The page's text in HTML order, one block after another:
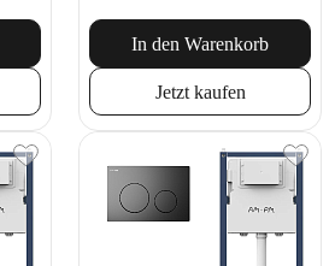
In den Warenkorb
Jetzt kaufen